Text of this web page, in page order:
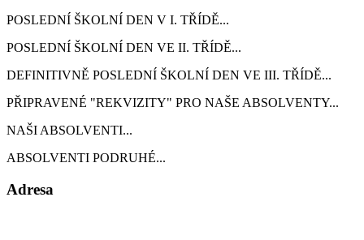
POSLEDNÍ ŠKOLNÍ DEN V I. TŘÍDĚ...
POSLEDNÍ ŠKOLNÍ DEN VE II. TŘÍDĚ...
DEFINITIVNĚ POSLEDNÍ ŠKOLNÍ DEN VE III. TŘÍDĚ...
PŘIPRAVENÉ "REKVIZITY" PRO NAŠE ABSOLVENTY...
NAŠI ABSOLVENTI...
ABSOLVENTI PODRUHÉ...
Adresa